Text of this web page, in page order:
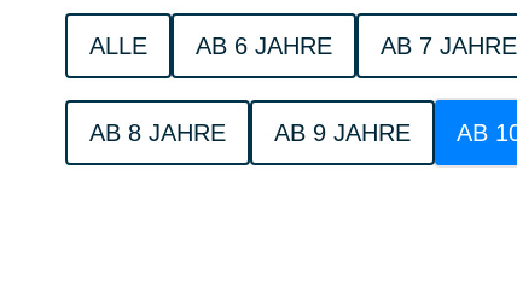
ALLE AB 6 JAHRE AB 7 JAHRE
AB 8 JAHRE AB 9 JAHRE AB